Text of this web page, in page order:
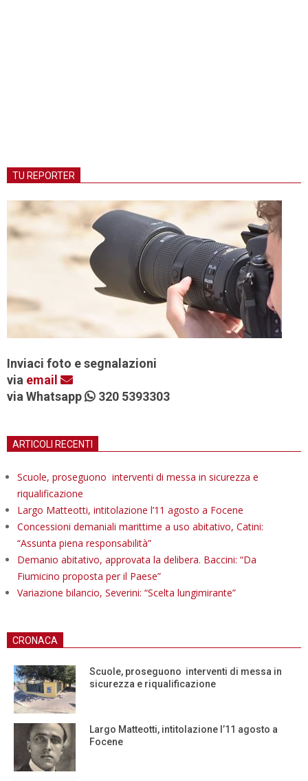
TU REPORTER
Inviaci foto e segnalazioni
via email
via Whatsapp
320 5393303
ARTICOLI RECENTI
Scuole, proseguono interventi di messa in sicurezza e
riqualificazione
Largo Matteotti, intitolazione l’11 agosto a Focene
Concessioni demaniali marittime a uso abitativo, Catini:
“Assunta piena responsabilità”
Demanio abitativo, approvata la delibera. Baccini: “Da
Fiumicino proposta per il Paese”
Variazione bilancio, Severini: “Scelta lungimirante”
CRONACA
Scuole, proseguono interventi di messa in
sicurezza e riqualificazione
Largo Matteotti, intitolazione l’11 agosto a
Focene